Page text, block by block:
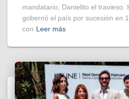
mandatario, Danielito el travieso.
gobernó el país por sucesión en
con Leer más